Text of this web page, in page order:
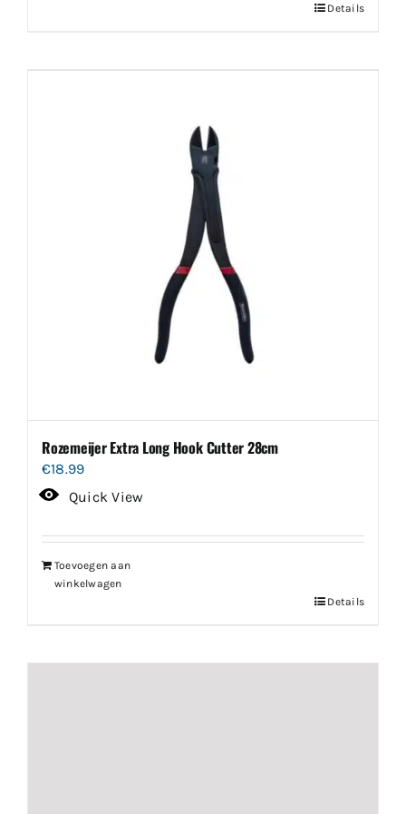
Details
Rozemeijer Extra Long Hook Cutter 28cm
€18.99
Quick View
Toevoegen aan
winkelwagen
Details